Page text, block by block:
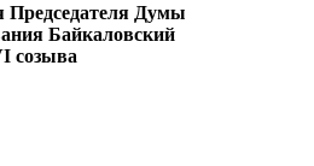
Председателя Думы
Байкаловский
созыва